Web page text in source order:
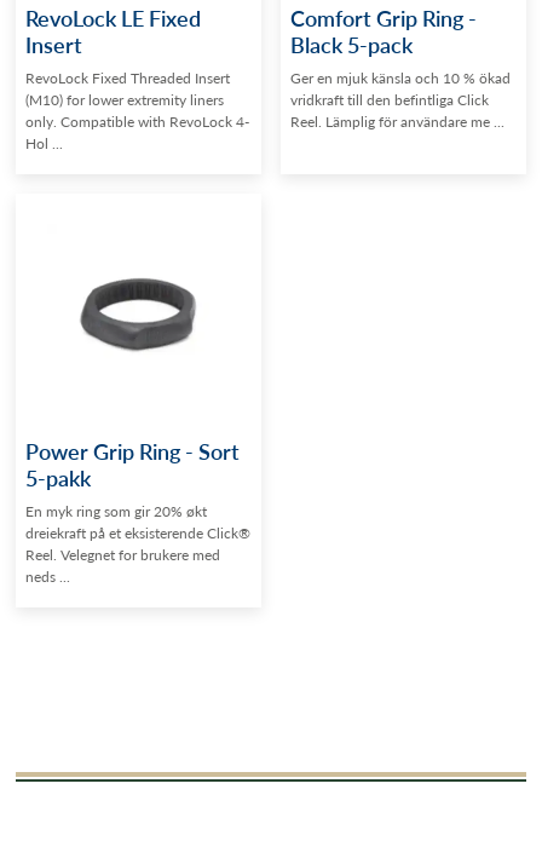
RevoLock LE Fixed
Insert
RevoLock Fixed Threaded Insert
(M10) for lower extremity liners
only. Compatible with RevoLock 4-
Hol ...
Comfort Grip Ring -
Black 5-pack
Ger en mjuk känsla och 10 % ökad
vridkraft till den befintliga Click
Reel. Lämplig för användare me ...
Power Grip Ring - Sort
5-pakk
En myk ring som gir 20% økt
dreiekraft på et eksisterende Click®
Reel. Velegnet for brukere med
neds ...